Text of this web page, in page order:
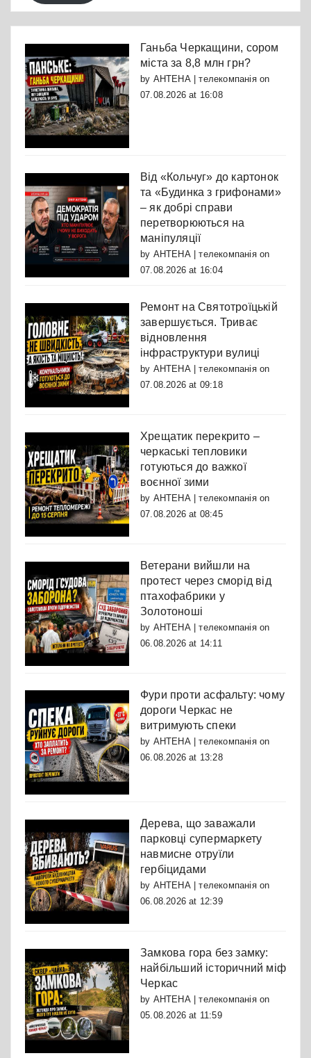
Ганьба Черкащини, сором
міста за 8,8 млн грн?
by АНТЕНА | телекомпаніяon
07.08.2026 at 16:08
Від «Кольчуг» до картонок
та «Будинка з грифонами»
– як добрі справи
перетворюються на
маніпуляції
by АНТЕНА | телекомпаніяon
07.08.2026 at 16:04
Ремонт на Святотроїцькій
завершується. Триває
відновлення
інфраструктури вулиці
by АНТЕНА | телекомпаніяon
07.08.2026 at 09:18
Хрещатик перекрито –
черкаські тепловики
готуються до важкої
воєнної зими
by АНТЕНА | телекомпаніяon
07.08.2026 at 08:45
Ветерани вийшли на
протест через сморід від
птахофабрики у
Золотоноші
by АНТЕНА | телекомпаніяon
06.08.2026 at 14:11
Фури проти асфальту: чому
дороги Черкас не
витримують спеки
by АНТЕНА | телекомпаніяon
06.08.2026 at 13:28
Дерева, що заважали
парковці супермаркету
навмисне отруїли
гербіцидами
by АНТЕНА | телекомпаніяon
06.08.2026 at 12:39
Замкова гора без замку:
найбільший історичний міф
Черкас
by АНТЕНА | телекомпаніяon
05.08.2026 at 11:59